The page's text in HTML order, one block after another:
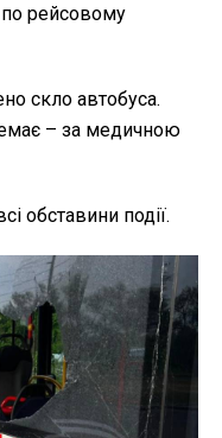
по рейсовому
скло автобуса.
– за медичною
обставини події.